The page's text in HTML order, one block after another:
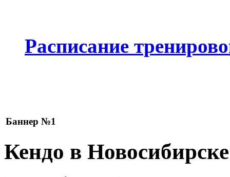
Расписание
Баннер №1
Кендо в